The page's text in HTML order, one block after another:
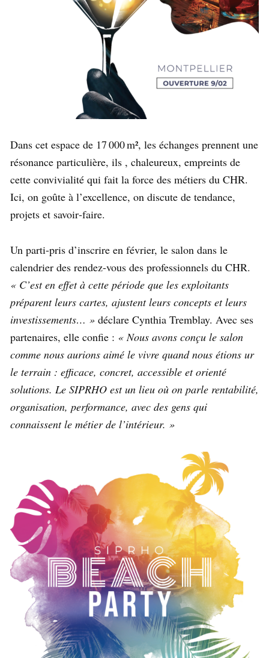
Dans cet espace de 17 000 m², les échanges prennent une
résonance particulière, ils , chaleureux, empreints de
cette convivialité qui fait la force des métiers du CHR.
Ici, on goûte à l’excellence, on discute de tendance,
projets et savoir‑faire.
Un parti-pris d’inscrire en février, le salon dans le
calendrier des rendez-vous des professionnels du CHR.
« C’est en effet à cette période que les exploitants
préparent leurs cartes, ajustent leurs concepts et leurs
investissements… » déclare Cynthia Tremblay. Avec ses
partenaires, elle confie : « Nous avons conçu le salon
comme nous aurions aimé le vivre quand nous étions ur
le terrain : efficace, concret, accessible et orienté
solutions. Le SIPRHO est un lieu où on parle rentabilité,
organisation, performance, avec des gens qui
connaissent le métier de l’intérieur. »